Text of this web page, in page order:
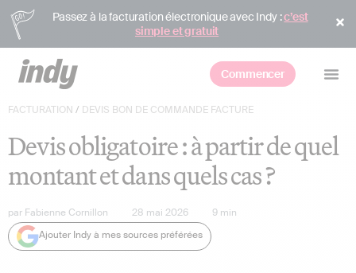
Passez à la facturation électronique avec Indy :c’est
simple et gratuit
Commencer
FACTURATION / DEVIS BON DE COMMANDE FACTURE
Devis obligatoire : à partir de quel
montant et dans quels cas ?
par Fabienne Cornillon 28 mai 2026 9 min
Ajouter Indy à mes sources préférées